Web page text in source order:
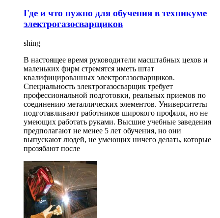
Где и что нужно для обучения в техникуме
электрогазосварщиков
shing
В настоящее время руководители масштабных цехов и
маленьких фирм стремятся иметь штат
квалифицированных электрогазосварщиков.
Специальность электрогазосварщик требует
профессиональной подготовки, реальных приемов по
соединению металлических элементов. Университеты
подготавливают работников широкого профиля, но не
умеющих работать руками. Высшие учебные заведения
предполагают не менее 5 лет обучения, но они
выпускают людей, не умеющих ничего делать, которые
прозябают после